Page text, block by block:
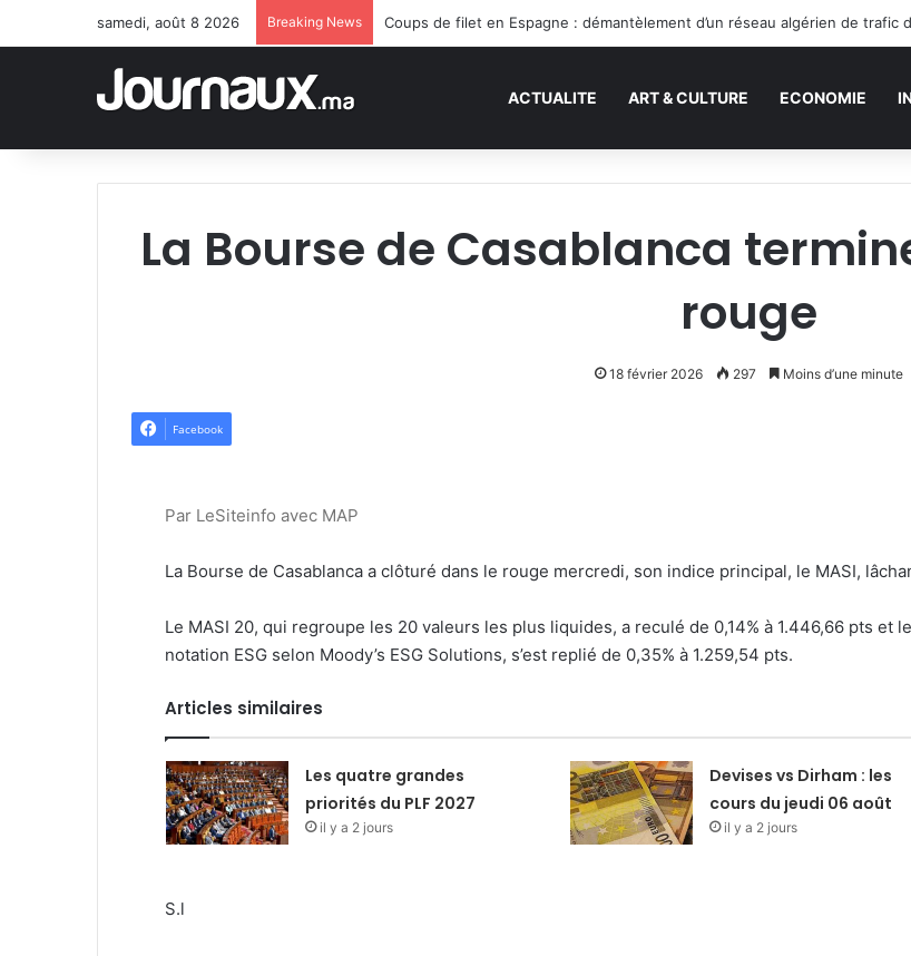
samedi, août 8 2026 Breaking News Coups de filet en Espagne : démantèlement d’un réseau algérien de trafic
ACTUALITE ART & CULTURE ECONOMIE
La Bourse de Casablanca
rouge
18 février 2026 297 Moins d’une minute
Facebook
Par LeSiteinfo avec MAP
La Bourse de Casablanca a clôturé dans le rouge mercredi, son indice principal, le MASI,
Le MASI 20, qui regroupe les 20 valeurs les plus liquides, a reculé de 0,14% à 1.446,66 pts et
notation ESG selon Moody’s ESG Solutions, s’est replié de 0,35% à 1.259,54 pts.
Articles similaires
Les quatre grandes
priorités du PLF 2027
il y a 2 jours
Devises vs Dirham : les
cours du jeudi 06 août
il y a 2 jours
S.l